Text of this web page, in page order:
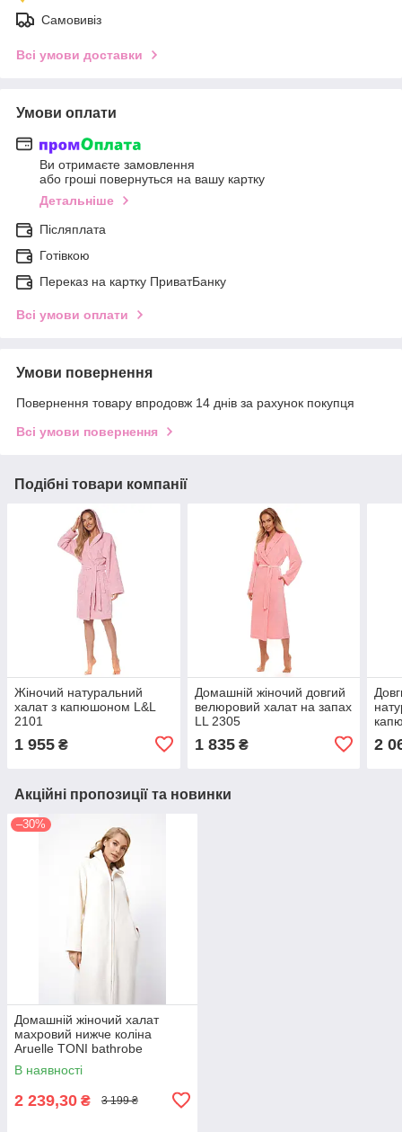
Самовивіз
Всі умови доставки
Умови оплати
Ви отримаєте замовлення
або гроші повернуться на вашу картку
Детальніше
Післяплата
Готівкою
Переказ на картку ПриватБанку
Всі умови оплати
Умови повернення
Повернення товару впродовж 14 днів за рахунок покупця
Всі умови повернення
Подібні товари компанії
Жіночий натуральний
халат з капюшоном L&L
2101
1 955 ₴
Домашній жіночий довгий
велюровий халат на запах
LL 2305
1 835₴ 2
Акційні пропозиції та новинки
–30%
Домашній жіночий халат
махровий нижче коліна
Aruelle TONI bathrobe
closeup, Теплий стильный
халат
В наявності
2 239,30 ₴ 3 199 ₴